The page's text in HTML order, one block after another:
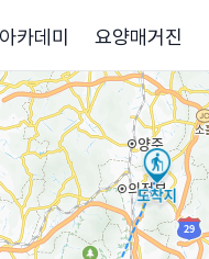
카데미 요양매거진